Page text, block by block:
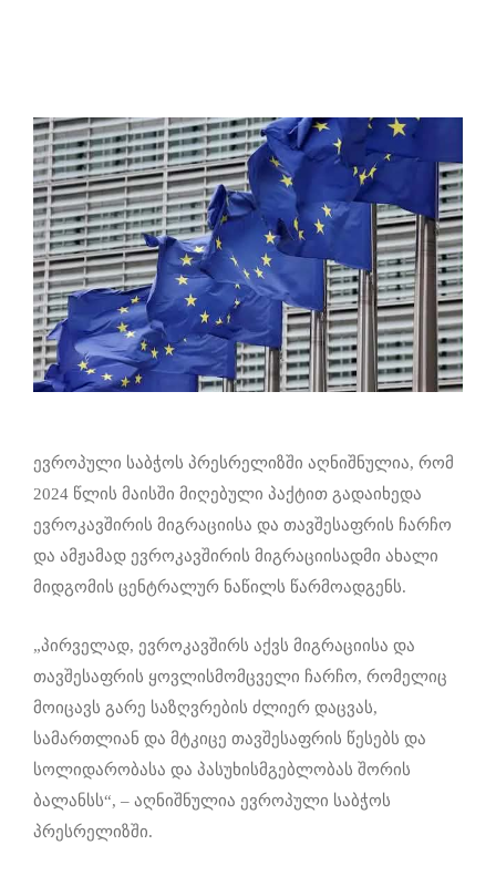
ევროპული საბჭოს პრესრელიზში აღნიშნულია, რომ
2024 წლის მაისში მიღებული პაქტით გადაიხედა
ევროკავშირის მიგრაციისა და თავშესაფრის ჩარჩო
და ამჟამად ევროკავშირის მიგრაციისადმი ახალი
მიდგომის ცენტრალურ ნაწილს წარმოადგენს.
„პირველად, ევროკავშირს აქვს მიგრაციისა და
თავშესაფრის ყოვლისმომცველი ჩარჩო, რომელიც
მოიცავს გარე საზღვრების ძლიერ დაცვას,
სამართლიან და მტკიცე თავშესაფრის წესებს და
სოლიდარობასა და პასუხისმგებლობას შორის
ბალანსს“, – აღნიშნულია ევროპული საბჭოს
პრესრელიზში.